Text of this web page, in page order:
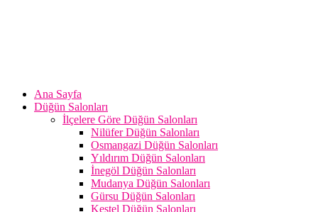
Ana Sayfa
Düğün Salonları
İlçelere Göre Düğün Salonları
Nilüfer Düğün Salonları
Osmangazi Düğün Salonları
Yıldırım Düğün Salonları
İnegöl Düğün Salonları
Mudanya Düğün Salonları
Gürsu Düğün Salonları
Kestel Düğün Salonları